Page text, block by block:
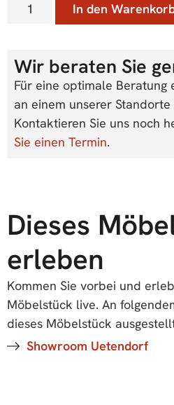
In den
Wir beraten Sie
Für eine optimale Beratung
an einem unserer
Kontaktieren Sie uns noch
Sie einen Termin.
Dieses
erleben
Kommen Sie vorbei und
Möbelstück live. An
dieses Möbelstück
Showroom Uetendorf